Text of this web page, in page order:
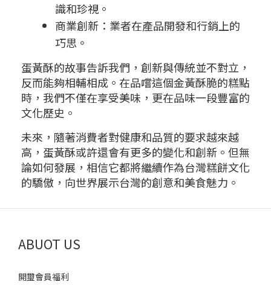
識和珍視。
商業創新：業者在產品開發和行銷上的
巧思。
蛋黃酥的故事告訴我們，創新與傳統並不對立，
反而能夠相輔相成。在品嚐這個金黃酥脆的糕點
時，我們不僅在享受美味，更在品味一段豐富的
文化歷史。
未來，隨著消費者對健康和品質的要求越來越
高，蛋黃酥或許還會有更多的變化和創新。但無
論如何發展，相信它都將繼續作為台灣糕餅文化
的驕傲，向世界展示台灣的創意和美食魅力。
ABUOT US
開璽會員福利